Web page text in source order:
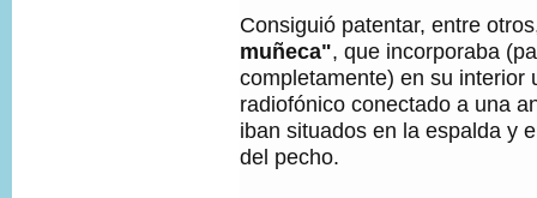
N
T
D
E
L
A
I
Consiguió patentar, entre
muñeca", que incorporaba
completamente) en su interior
radiofónico conectado a una
iban situados en la espalda y
del pecho.